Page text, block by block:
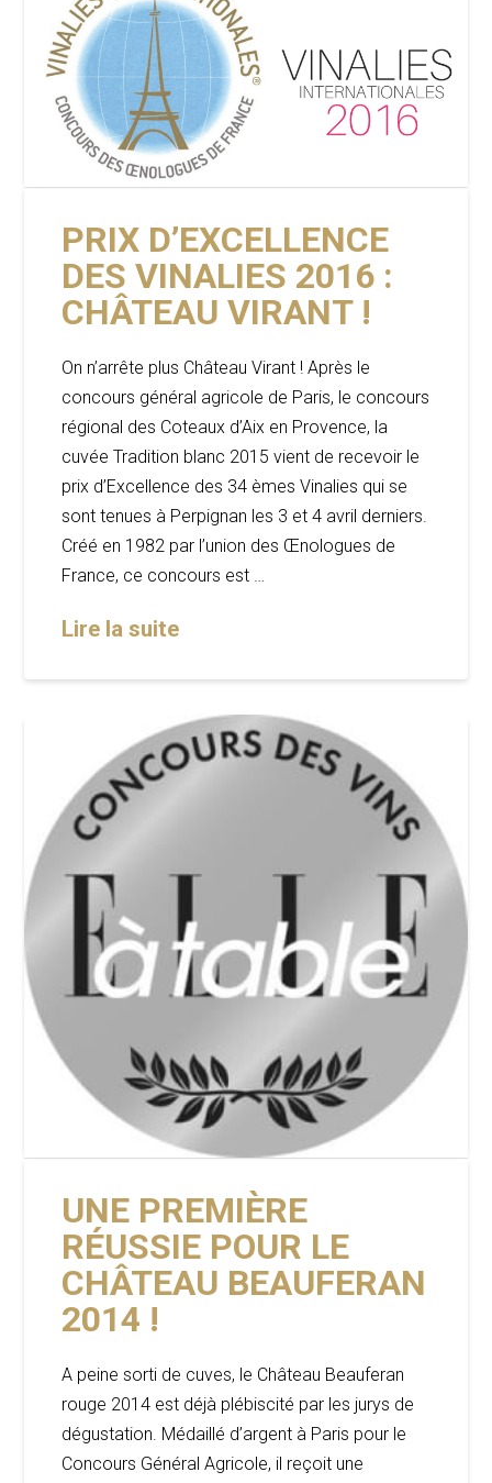
PRIX D’EXCELLENCE
DES VINALIES 2016 :
CHÂTEAU VIRANT !
On n’arrête plus Château Virant ! Après le
concours général agricole de Paris, le concours
régional des Coteaux d’Aix en Provence, la
cuvée Tradition blanc 2015 vient de recevoir le
prix d’Excellence des 34 èmes Vinalies qui se
sont tenues à Perpignan les 3 et 4 avril derniers.
Créé en 1982 par l’union des Œnologues de
France, ce concours est …
Lire la suite
UNE PREMIÈRE
RÉUSSIE POUR LE
CHÂTEAU BEAUFERAN
2014 !
A peine sorti de cuves, le Château Beauferan
rouge 2014 est déjà plébiscité par les jurys de
dégustation. Médaillé d’argent à Paris pour le
Concours Général Agricole, il reçoit une